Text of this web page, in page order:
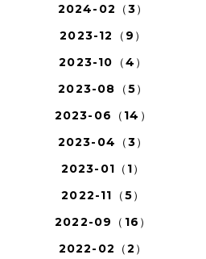
2024-02（3）
2023-12（9）
2023-10（4）
2023-08（5）
2023-06（14）
2023-04（3）
2023-01（1）
2022-11（5）
2022-09（16）
2022-02（2）